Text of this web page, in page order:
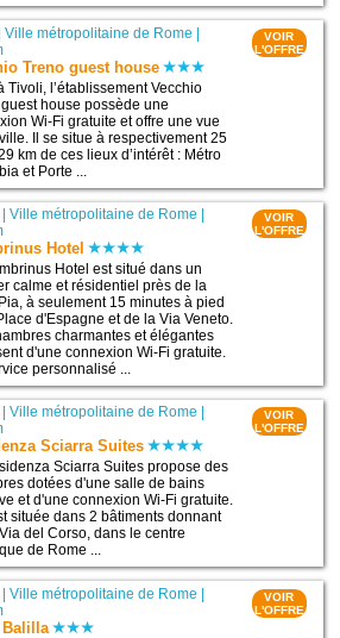
|Ville métropolitaine de Rome
Treno guest house
Tivoli, l’établissement Vecchio
house possède une
Wi-Fi gratuite et offre une vue
Il se situe à respectivement 25
km de ces lieux d’intérêt : Métro
et Porte ...
VOIR
L'OFFRE
|Ville métropolitaine de Rome
Hotel
Hotel est situé dans un
calme et résidentiel près de la
à seulement 15 minutes à pied
d'Espagne et de la Via Veneto.
charmantes et élégantes
d'une connexion Wi-Fi gratuite.
personnalisé ...
VOIR
L'OFFRE
|Ville métropolitaine de Rome
Sciarra Suites
Sciarra Suites propose des
dotées d'une salle de bains
et d'une connexion Wi-Fi gratuite.
située dans 2 bâtiments donnant
del Corso, dans le centre
de Rome ...
VOIR
L'OFFRE
|Ville métropolitaine de Rome |
Balilla
VOIR
L'OFFRE